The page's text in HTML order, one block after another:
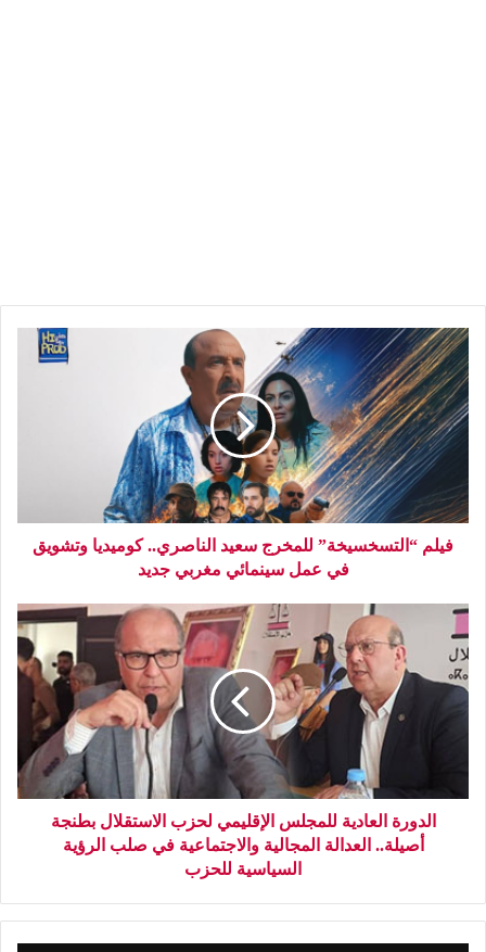
فيلم “التسخسيخة” للمخرج سعيد الناصري.. كوميديا وتشويق
في عمل سينمائي مغربي جديد
الدورة العادية للمجلس الإقليمي لحزب الاستقلال بطنجة
أصيلة.. العدالة المجالية والاجتماعية في صلب الرؤية
السياسية للحزب